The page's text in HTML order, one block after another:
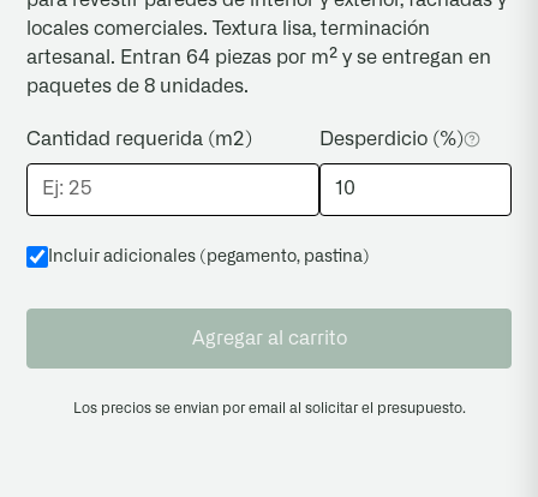
colocación; una vez cortadas o instaladas, no se
reemplazan.
locales comerciales. Textura lisa, terminación
artesanal. Entran 64 piezas por m² y se entregan en
paquetes de 8 unidades.
Cantidad requerida (m2) Desperdicio (%)
Incluir adicionales (pegamento, pastina)
Agregar al carrito
Los precios se envian por email al solicitar el presupuesto.